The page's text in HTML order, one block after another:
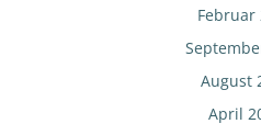
Februar
August
April